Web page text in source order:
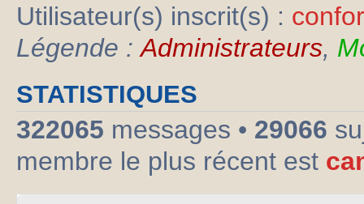
Utilisateur(s) inscrit(s) :
Légende :Administrateurs,
STATISTIQUES
322065 messages • 29066
membre le plus récent est